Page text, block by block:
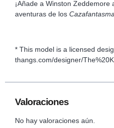
¡Añade a Winston Zeddemore
aventuras de los
* This model is a licensed
thangs.com/designer/
Valoraciones
No hay valoraciones aún.